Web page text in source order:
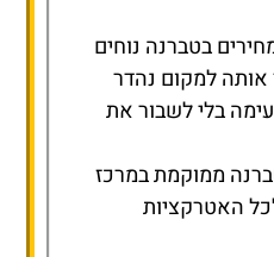
בטברנה נוחים
למקום נהדר
בלי לשבור את
ממוקמת במרכז
האטרקציות